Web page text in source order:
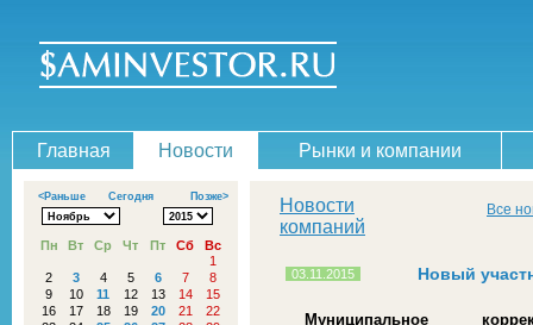
Главная Новости Рынки и компании
<Раньше Сегодня Позже>
Пн Вт Ср Чт Пт Сб
Вс
1
2
3 4 5 6 7
8
9
10 11 12 13 14
15
16
17 18 19 20 21
22
Новости
компаний
Все
03.11.2015 Новый
Муниципальное